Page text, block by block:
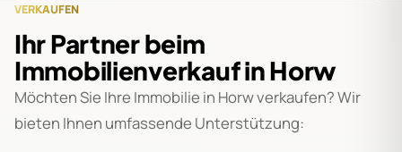
VERKAUFEN
Ihr Partner beim
Immobilienverkauf in Horw
Möchten Sie Ihre Immobilie in Horw verkaufen? Wir
bieten Ihnen umfassende Unterstützung: